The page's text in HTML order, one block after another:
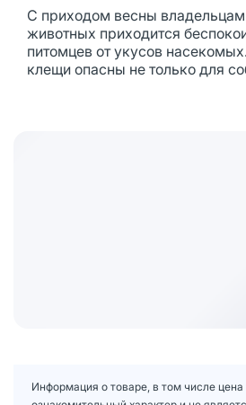
С приходом весны
животных приходится
питомцев от укусов
клещи опасны не только для
Информация о товаре, в том числе цена